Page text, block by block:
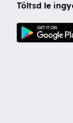
Töltsd le